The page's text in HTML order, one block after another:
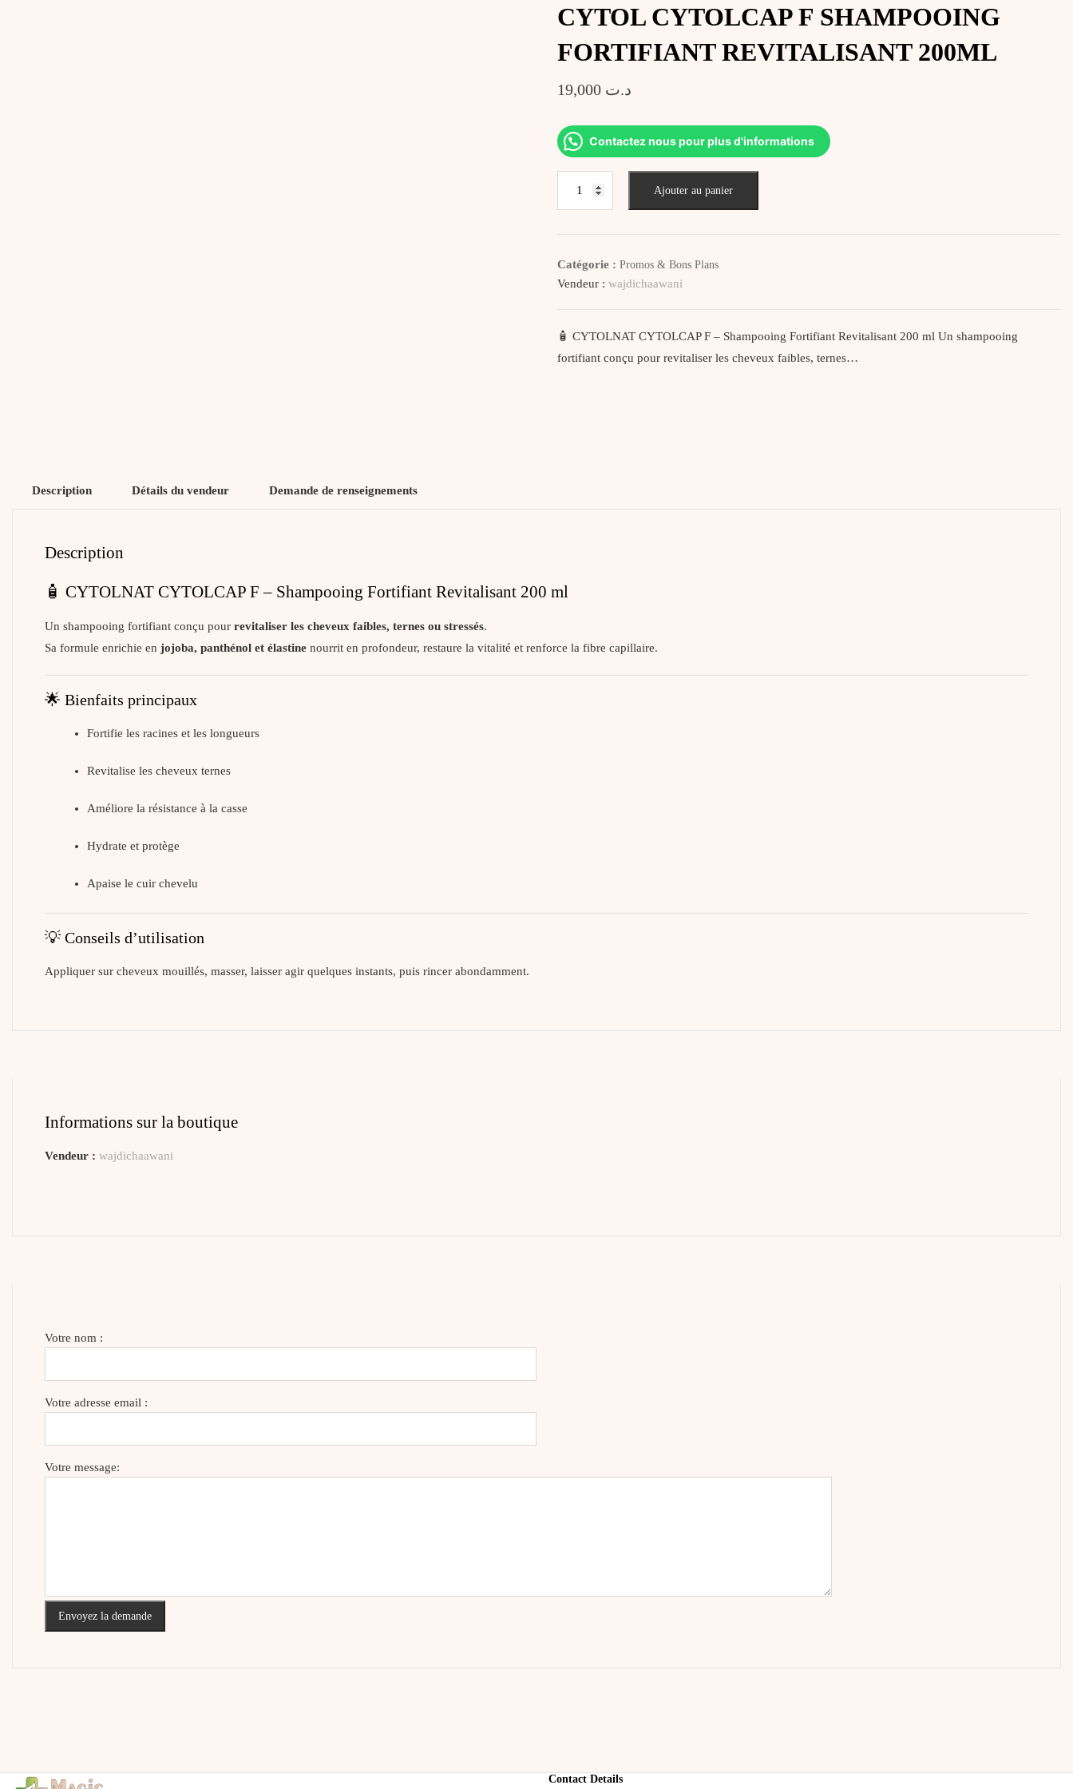
CYTOL CYTOLCAP F SHAMPOOING
FORTIFIANT REVITALISANT 200ML
د.ت
Contactez nous pour plus d'informations
SHAMPOOING
FORTIFIANT
200ML
Ajouter au panier
Catégorie :Promos & Bons Plans
Vendeur :wajdichaawani
🧴 CYTOLNAT CYTOLCAP F – Shampooing Fortifiant Revitalisant 200 ml Un shampooing
fortifiant conçu pour revitaliser les cheveux faibles, ternes…
Description Détails du vendeur Demande de renseignements
Description
🧴 CYTOLNAT CYTOLCAP F – Shampooing Fortifiant Revitalisant 200 ml
Un shampooing fortifiant conçu pour revitaliser les cheveux faibles, ternes ou stressés.
Sa formule enrichie en jojoba, panthénol et élastine nourrit en profondeur, restaure la vitalité et renforce la fibre capillaire.
🌟 Bienfaits principaux
Fortifie les racines et les longueurs
Revitalise les cheveux ternes
Améliore la résistance à la casse
Hydrate et protège
Apaise le cuir chevelu
💡 Conseils d’utilisation
Appliquer sur cheveux mouillés, masser, laisser agir quelques instants, puis rincer abondamment.
Informations sur la boutique
Vendeur : wajdichaawani
Votre nom :
Votre adresse email :
Votre message:
Envoyez la demande
Contact Details